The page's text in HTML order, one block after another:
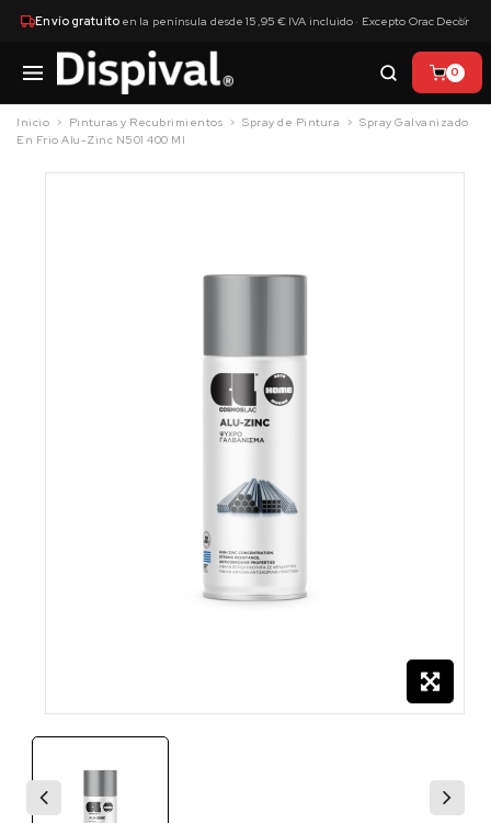
Envío gratuitoen la península desde 15,95 € IVA incluido · Excepto Orac Decor
×
0
Inicio Pinturas y Recubrimientos Spray de Pintura
Spray Galvanizado
En Frio Alu-Zinc N501 400 Ml